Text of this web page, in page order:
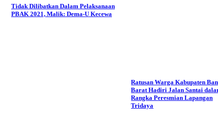
Tidak Dilibatkan Dalam Pelaksanaan
PBAK 2021, Malik: Dema-U Kecewa
Ratusan Warga Kabupaten
Barat Hadiri Jalan Santai
Rangka Peresmian Lapangan
Tridaya